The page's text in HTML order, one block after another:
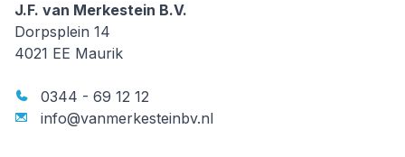
J.F. van Merkestein B.V.
J.F. van Merkestein B.V.
Dorpsplein 14
4021 EE Maurik
0344 - 69 12 12
info@vanmerkesteinbv.nl